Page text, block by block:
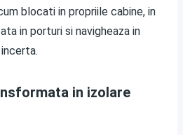
blocati in propriile cabine, in
in porturi si navigheaza in
in izolare